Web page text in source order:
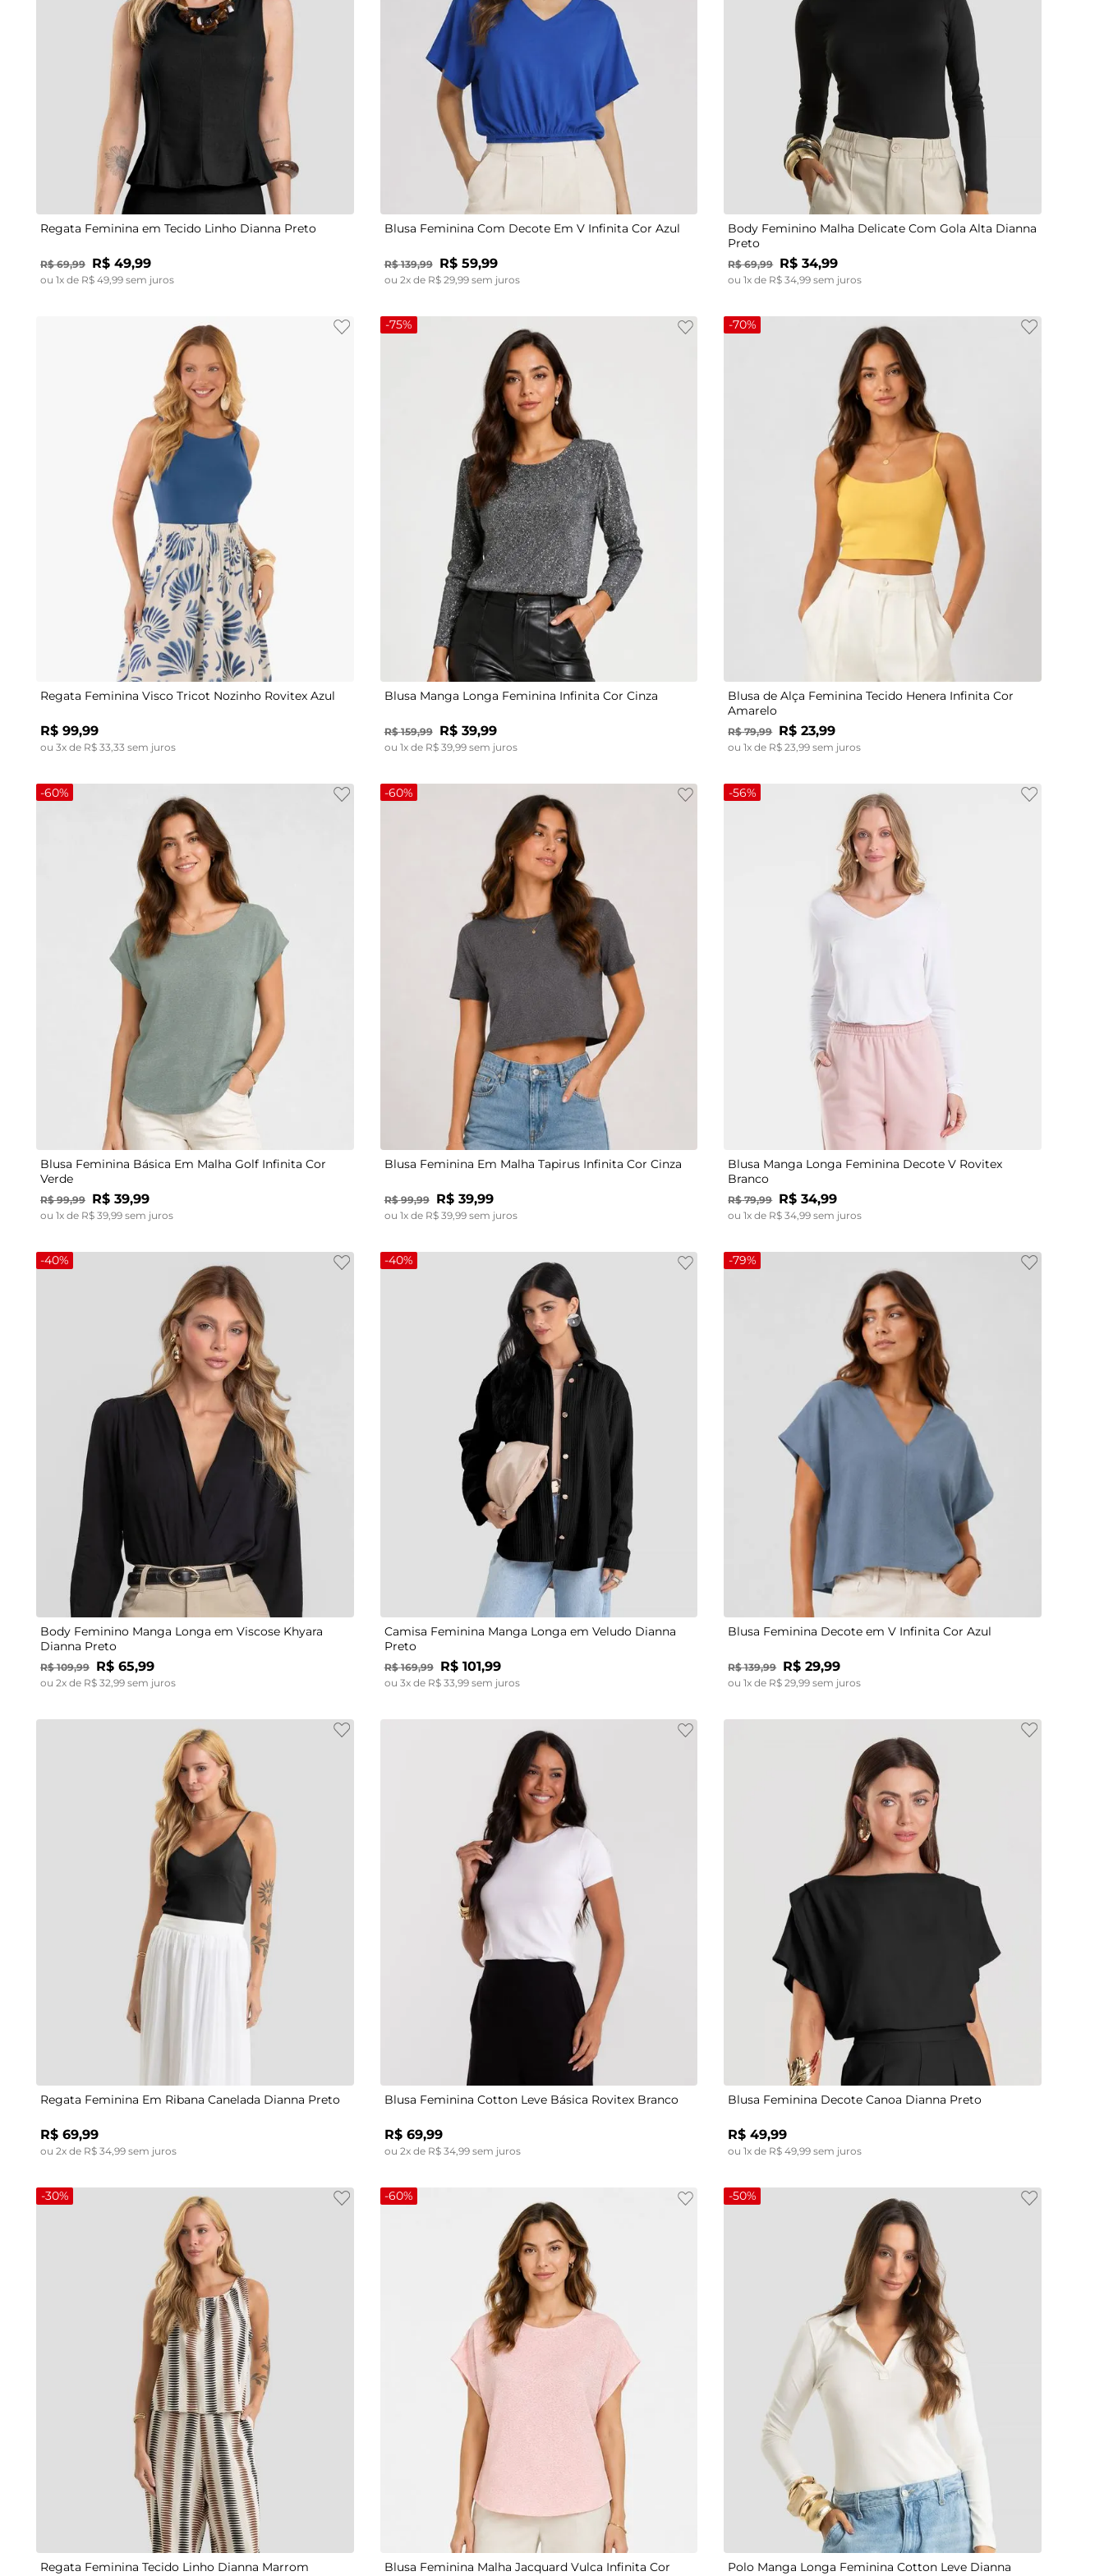
PP M G GG
Regata Feminina em Tecido Linho Dianna Preto
R$ 69,99 R$ 49,99
ou 1x de R$ 49 99 sem juros
M
Blusa Feminina Com Decote Em V Infinita Cor Azul
R$ 139,99 R$ 59,99
ou 2x de R$ 29, 99sem juros
PP P GG
Body Feminino Malha Delicate Com Gola Alta Dianna
Preto
R$ 69,99 R$ 34,99
ou1x de R$ 34 ,99 sem juros
P M G GG
Regata Feminina Visco Tricot Nozinho Rovitex Azul
R$ 99,99
ou 3x de R$ 33,33 sem juros
-75%
P GG
Blusa Manga Longa Feminina Infinita Cor Cinza
R$ 159,99 R$ 39,99
ou 1x de R$ 39,99sem juros
-70%
Blusa de Alça Feminina Tecido Henera Infinita Cor
Amarelo
R$ 79,99 R$ 23,99
ou1x de R$ 23,99 sem juros
-60%
M
Blusa Feminina Básica Em Malha Golf Infinita Cor
Verde
R$ 99,99 R$ 39,99
ou 1x de R$ 39 99 sem juros
-60%
P M G GG
Blusa Feminina Em Malha Tapirus Infinita Cor Cinza
R$ 99,99 R$ 39,99
ou 1x de R$ 39, 99sem juros
-56%
Blusa Manga Longa Feminina Decote V Rovitex
Branco
R$ 79,99 R$ 34,99
ou1x de R$ 34 ,99 sem juros
-40%
PP M G GG
Body Feminino Manga Longa em Viscose Khyara
Dianna Preto
R$ 109,99 R$ 65,99
ou 2x de R$ 32,99 sem juros
-40%
PP G
Camisa Feminina Manga Longa em Veludo Dianna
Preto
R$ 169,99 R$ 101,99
ou 3x de R$ 33,99sem juros
-79%
P M
Blusa Feminina Decote em V Infinita Cor Azul
R$ 139,99 R$ 29,99
ou1x de R$ 29,99 sem juros
Regata Feminina Em Ribana Canelada Dianna Preto
R$ 69,99
ou 2x de R$ 34 99 sem juros
Blusa Feminina Cotton Leve Básica Rovitex Branco
R$ 69,99
ou 2x de R$ 34, 99sem juros
PP P
Blusa Feminina Decote Canoa Dianna Preto
R$ 49,99
ou1x de R$ 49 ,99 sem juros
-30%
P M G GG
Regata Feminina Tecido Linho Dianna Marrom
-60%
Blusa Feminina Malha Jacquard Vulca Infinita Cor
-50%
PP P M GG
Polo Manga Longa Feminina Cotton Leve Dianna